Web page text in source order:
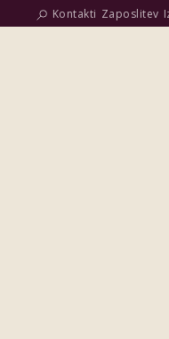
Kontakti Zaposlitev